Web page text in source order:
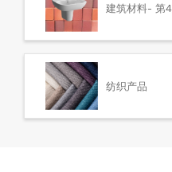
建筑材料- 第
纺织产品